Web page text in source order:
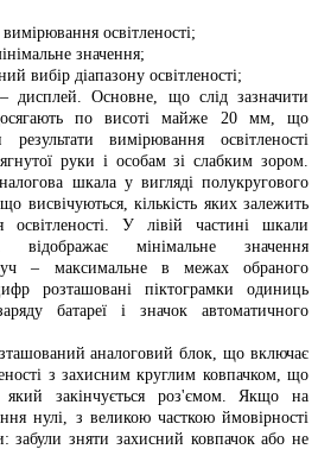
освітленості;
значення;
вибір діапазону освітленості;
дисплей. Основне, що слід зазначити
по висоті майже 20 мм, що
результати вимірювання освітленості
руки і особам зі слабким зором.
шкала у вигляді полукругового
висвічуються, кількість яких залежить
освітленості. У лівій частині шкали
відображає мінімальне значення
– максимальне в межах обраного
розташовані піктограмки одиниць
батареї і значок автоматичного
аналоговий блок, що включає
з захисним круглим ковпачком, що
який закінчується роз'ємом. Якщо на
нулі, з великою часткою ймовірності
забули зняти захисний ковпачок або не